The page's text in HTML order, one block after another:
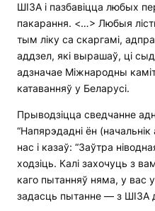
ШІЗА і пазбавіцца любых
пакарання. <…> Любыя
тым ліку са скаргамі,
аддзел, які вырашаў, ці
адзначае Міжнародны
катаванняў у Беларусі.
Прыводзіцца сведчанне
“Напярэдадні ён
нас і казаў: “Заўтра
ходзіць. Калі захочуць з
каго пытанняў няма, у вас
задасць пытанне — з ШІЗА